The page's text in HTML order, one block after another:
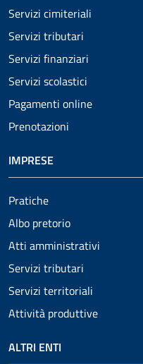
Servizi cimiteriali
Servizi tributari
Servizi finanziari
Servizi scolastici
Pagamenti online
Prenotazioni
IMPRESE
Pratiche
Albo pretorio
Atti amministrativi
Servizi tributari
Servizi territoriali
Attività produttive
ALTRI ENTI